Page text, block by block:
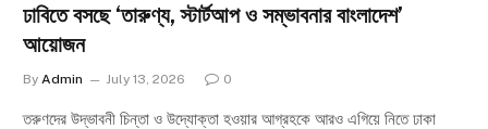
ঢাবিতে বসছে ‘তারুণ্য, স্টার্টআপ ও সম্ভাবনার বাংলাদেশ’
আয়োজন
By Admin July 13, 2026 0
তরুণদের উদ্ভাবনী চিন্তা ও উদ্যোক্তা হওয়ার আগ্রহকে আরও এগিয়ে নিতে ঢাকা